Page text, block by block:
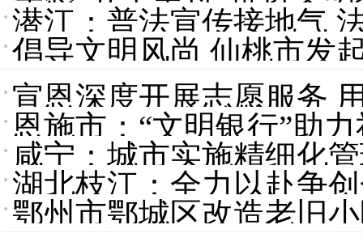
潜江：普法宣传接地气
倡导文明风尚 仙桃市发
宣恩深度开展志愿服务
恩施市：“文明银行”助
咸宁：城市实施精细化
湖北枝江：全力以赴争
鄂州市鄂城区改造老旧